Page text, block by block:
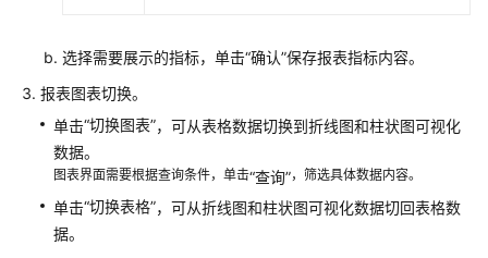
表
话
汇
报
选择需要展示的指标，单击“确认”保存报表指标内容。
报表图表切换。
单击“切换图表”，可从表格数据切换到折线图和柱状图可视化
数据。
图表界面需要根据查询条件，单击“查询”，筛选具体数据内容。
单击“切换表格”，可从折线图和柱状图可视化数据切回表格数
据。